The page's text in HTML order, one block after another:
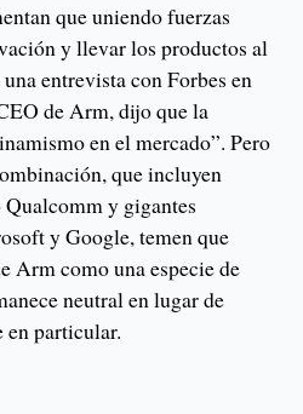
que uniendo fuerzas
y llevar los productos al
entrevista con Forbes en
de Arm, dijo que la
en el mercado”. Pero
que incluyen
Qualcomm y gigantes
y Google, temen que
Arm como una especie de
neutral en lugar de
en particular.